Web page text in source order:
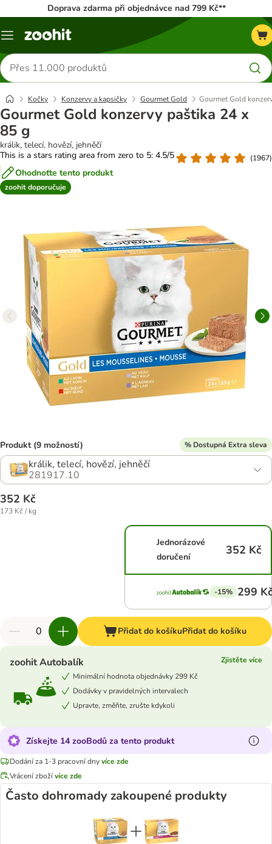
Doprava zdarma při objednávce nad 799 Kč**
Menu
Hledat
produkty
Kočky Konzervy a kapsičky Gourmet Gold Gourmet Gold
Gourmet Gold konzervy paštika 24 x
85 g
králik, telecí, hovězí, jehněčí
This is a stars rating area from zero to 5: 4.5/5
(1967)
Ohodnoťte tento produkt
zoohit doporučuje
Produkt (9 možností) % Dostupná Extra sleva
králik, telecí, hovězí, jehněčí
281917.10
352 Kč
173 Kč / kg
Jednorázové
doručení
352 Kč
-15% 299
Přidat do košíkuPřidat do košíku
zoohit Autobalík
Zjistěte více
Minimální hodnota objednávky 299 Kč
Dodávky v pravidelných intervalech
Upravte, změňte, zrušte kdykoli
Získejte 14 zooBodů za tento produkt
Dodání za 1-3 pracovní dnyvíce zde
Vrácení zbožívíce zde
Často dohromady zakoupené produkty